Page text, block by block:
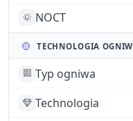
NOCT
TECHNOLOGIA OGNIW
Typ ogniwa
Technologia